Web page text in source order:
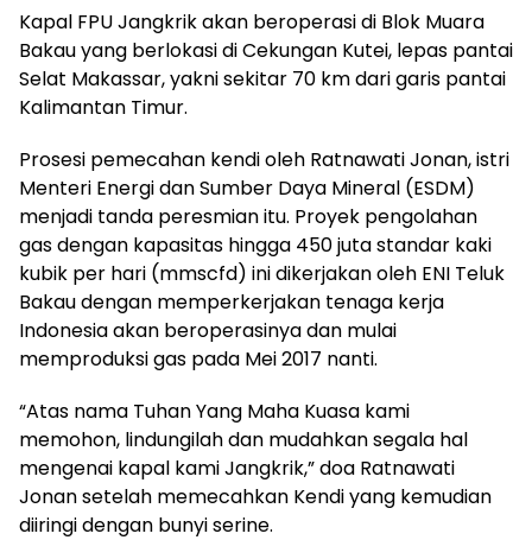
Kapal FPU Jangkrik akan beroperasi di Blok Muara
Bakau yang berlokasi di Cekungan Kutei, lepas pantai
Selat Makassar, yakni sekitar 70 km dari garis pantai
Kalimantan Timur.
Prosesi pemecahan kendi oleh Ratnawati Jonan, istri
Menteri Energi dan Sumber Daya Mineral (ESDM)
menjadi tanda peresmian itu. Proyek pengolahan
gas dengan kapasitas hingga 450 juta standar kaki
kubik per hari (mmscfd) ini dikerjakan oleh ENI Teluk
Bakau dengan memperkerjakan tenaga kerja
Indonesia akan beroperasinya dan mulai
memproduksi gas pada Mei 2017 nanti.
“Atas nama Tuhan Yang Maha Kuasa kami
memohon, lindungilah dan mudahkan segala hal
mengenai kapal kami Jangkrik,” doa Ratnawati
Jonan setelah memecahkan Kendi yang kemudian
diiringi dengan bunyi serine.